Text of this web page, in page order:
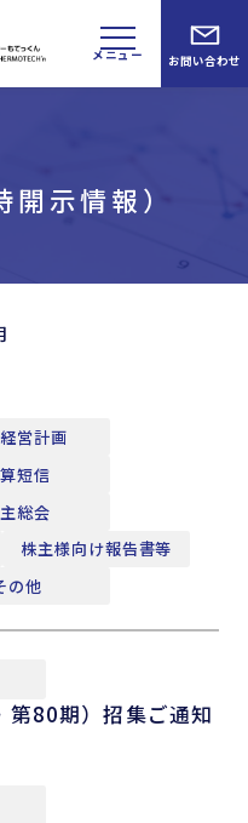
メニュー お問い合わせ
示情報）
営計画
短信
総会
株主様向け報告書等
の他
80期）招集ご通知